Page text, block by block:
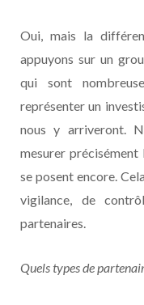
Oui, mais la
appuyons sur un
qui sont
représenter un
nous y arriveront.
mesurer précisément
se posent encore.
vigilance, de
partenaires.
Quels types de